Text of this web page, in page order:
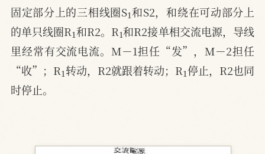
固定部分上的三相线圈S 和S2，和绕在可动部分上
的单只线圈R1和R2。R1和R2接单相交流电源，导线
里经常有交流电流。M－1担任“发”，M－2担任
“收”；R1转动，R2就跟着转动；R 停止，R2也同
时停止。